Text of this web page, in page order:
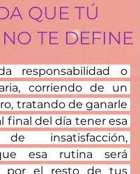
QUE TÚ
TE DEFINE
de 5 estrellas.
responsabilidad o
corriendo de un
tratando de ganarle
final del día tener esa
de insatisfacción,
esa rutina será
por el resto de tus